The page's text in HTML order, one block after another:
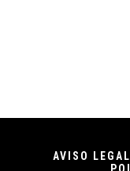
AVISO LEGAL